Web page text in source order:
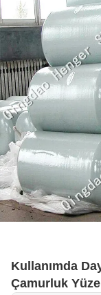
Kullanımda
Çamurluk